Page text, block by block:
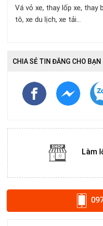
Vá vỏ xe, thay lốp xe, thay
tô, xe du lịch, xe tải…
CHIA SẺ TIN ĐĂNG CHO BẠN
Làm